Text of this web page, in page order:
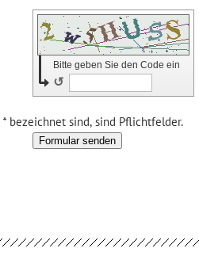
Bitte geben Sie den Code ein
↺
* bezeichnet sind, sind Pflichtfelder.